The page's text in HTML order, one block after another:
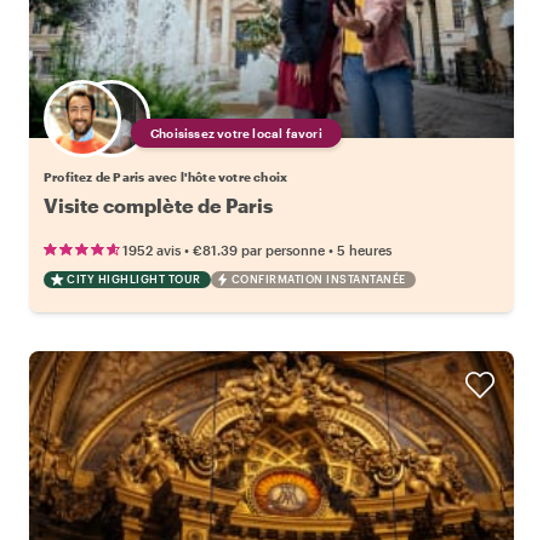
Choisissez votre local favori
Profitez de Paris avec l'hôte votre choix
Visite complète de Paris
1952 avis • €81.39 par personne • 5 heures
CITY HIGHLIGHT TOUR CONFIRMATION INSTANTANÉE